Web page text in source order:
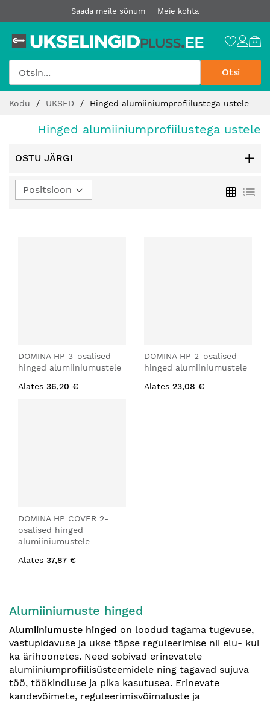
Saada meile sõnum Meie kohta
Otsi
sisu
Kodu UKSED Hinged alumiiniumprofiilustega ustele
Hinged alumiiniumprofiilustega ustele
OSTU JÄRGI
DOMINA HP 3-osalised
hinged alumiiniumustele
Alates 36,20 €
DOMINA HP 2-osalised
hinged alumiiniumustele
Alates 23,08 €
DOMINA HP COVER 2-
osalised hinged
alumiiniumustele
Alates 37,87 €
Alumiiniumuste hinged
Alumiiniumuste hinged on loodud tagama tugevuse,
vastupidavuse ja ukse täpse reguleerimise nii elu- kui
ka ärihoonetes. Need sobivad erinevatele
alumiiniumprofiilisüsteemidele ning tagavad sujuva
töö, töökindluse ja pika kasutusea. Erinevate
kandevõimete, reguleerimisvõimaluste ja